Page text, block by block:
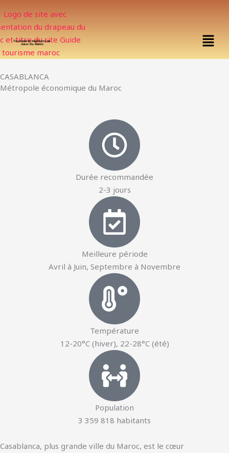
au
contenu
Menu
Tourisme et traditions au
cœur du Maroc
CASABLANCA
Métropole économique du Maroc
Durée recommandée
2-3 jours
Meilleure période
Avril à Juin, Septembre à Novembre
Température
12-20°C (hiver), 22-28°C (été)
Population
3 359 818 habitants
Casablanca, plus grande ville du Maroc, est le cœur